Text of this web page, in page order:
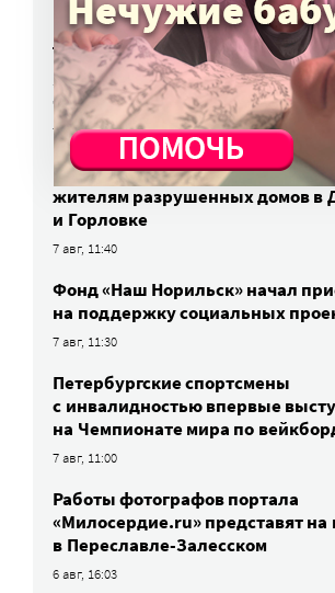
НОВОСТИ
Загрузи детское фото с
частью фильма «Я приду»
7 авг, 12:05
Церковь зовет добровольцев
жителям разрушенных домов в
и Горловке
7 авг, 11:40
Фонд «Наш Норильск» начал
на поддержку социальных
7 авг, 11:30
Петербургские спортсмены
c инвалидностью впервые
на Чемпионате мира по
7 авг, 11:00
Работы фотографов портала
«Милосердие.ru» представят на
в Переславле-Залесском
6 авг, 16:03